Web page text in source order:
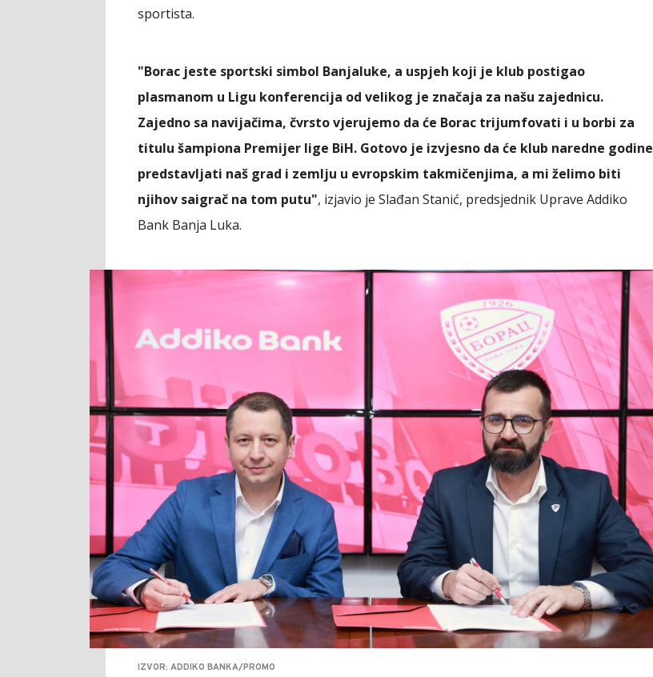
sportista.
"Borac jeste sportski simbol Banjaluke, a uspjeh koji je klub postigao
plasmanom u Ligu konferencija od velikog je značaja za našu zajednicu.
Zajedno sa navijačima, čvrsto vjerujemo da će Borac trijumfovati i u borbi za
titulu šampiona Premijer lige BiH. Gotovo je izvjesno da će klub naredne godine
predstavljati naš grad i zemlju u evropskim takmičenjima, a mi želimo biti
njihov saigrač na tom putu", izjavio je Slađan Stanić, predsjednik Uprave Addiko
Bank Banja Luka.
IZVOR: ADDIKO BANKA/PROMO